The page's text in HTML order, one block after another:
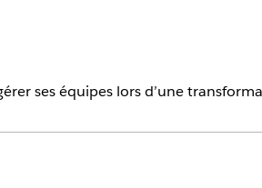
ses équipes lors d’une